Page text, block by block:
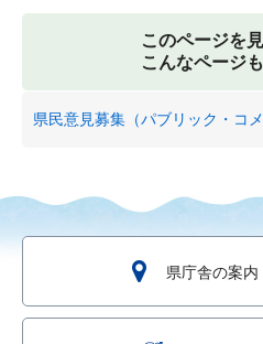
このページを
こんなページ
県民意見募集（パブリック・コ
県庁舎の案内